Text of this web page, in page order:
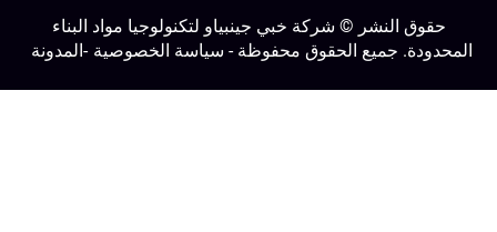
حقوق النشر © شركة خبي جينبياو لتكنولوجيا مواد البناء
جميع الحقوق محفوظة -سياسة الخصوصية -المدونة